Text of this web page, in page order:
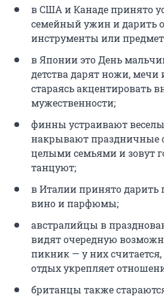
в США и Канаде принято
семейный ужин и дарить
инструменты или
в Японии это День
детства дарят ножи, мечи
стараясь акцентировать
мужественности;
финны устраивают
накрывают праздничные
целыми семьями и зовут
танцуют;
в Италии принято дарить
вино и парфюмы;
австралийцы в
видят очередную
пикник — у них
отдых укрепляет
британцы также